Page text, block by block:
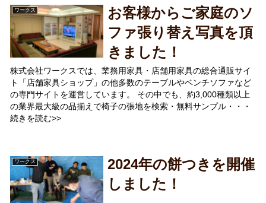
ワークス
お客様からご家庭のソ
ファ張り替え写真を頂
きました！
株式会社ワークスでは、業務用家具・店舗用家具の総合通販サイ
ト「店舗家具ショップ」の他多数のテーブルやベンチソファなど
の専門サイトを運営しています。 その中でも、約3,000種類以上
の業界最大級の品揃えで椅子の張地を検索・無料サンプル・・・
続きを読む>>
ワークス
2024年の餅つきを開催
しました！